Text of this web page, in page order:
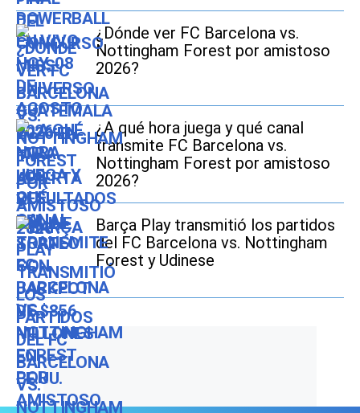
¿Dónde ver FC Barcelona vs.
Nottingham Forest por amistoso
2026?
¿A qué hora juega y qué canal
transmite FC Barcelona vs.
Nottingham Forest por amistoso
2026?
Barça Play transmitió los partidos
del FC Barcelona vs. Nottingham
Forest y Udinese